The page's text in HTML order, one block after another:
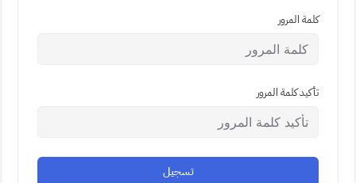
كلمة المرور
تأكيد كلمة المرور
تسجيل